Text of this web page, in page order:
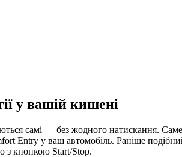
у вашій кишені
самі — без жодного натискання.
Entry у ваш автомобіль. Раніше
з кнопкою Start/Stop.